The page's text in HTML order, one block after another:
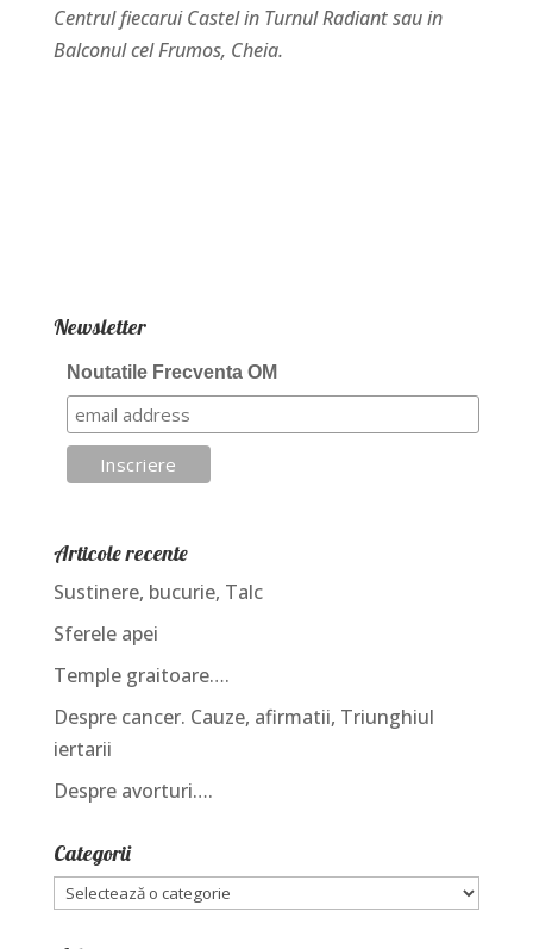
Centrul fiecarui Castel in Turnul Radiant sau in
Balconul cel Frumos, Cheia.
Newsletter
Noutatile Frecventa OM
Articole recente
Sustinere, bucurie, Talc
Sferele apei
Temple graitoare….
Despre cancer. Cauze, afirmatii, Triunghiul
iertarii
Despre avorturi….
Categorii
Categorii